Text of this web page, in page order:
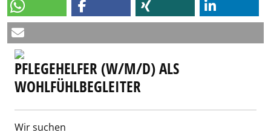
PFLEGEHELFER (W/M/D) ALS
WOHLFÜHLBEGLEITER
Wir suchen